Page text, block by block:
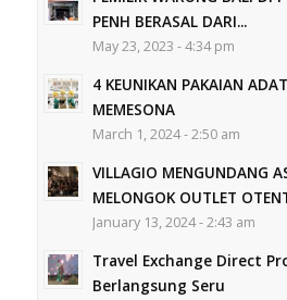
PENH BERASAL DARI...
May 23, 2023 - 4:34 pm
4 KEUNIKAN PAKAIAN
MEMESONA
March 1, 2024 - 2:50 am
VILLAGIO MENGUNDANG
MELONGOK OUTLET
January 13, 2024 - 2:43 am
Travel Exchange Direct
Berlangsung Seru